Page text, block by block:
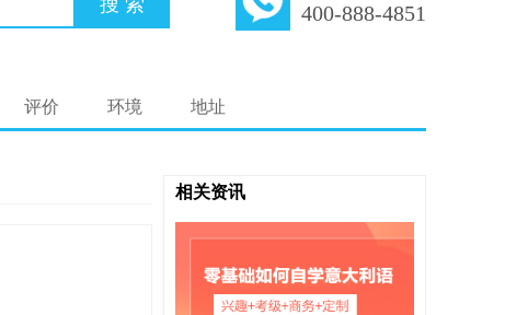
400-888-4851
评价 环境 地址
相关资讯